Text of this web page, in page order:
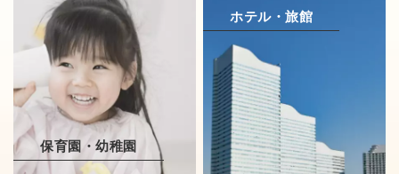
保育園・幼稚園
ホテル・旅館